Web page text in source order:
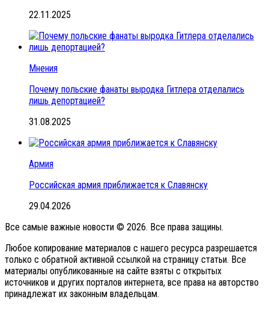
22.11.2025
Мнения
Почему польские фанаты выродка Гитлера отделались
лишь депортацией?
31.08.2025
Армия
Российская армия приближается к Славянску
29.04.2026
Все самые важные новости © 2026. Все права защины.
Любое копирование материалов с нашего ресурса разрешается
только с обратной активной ссылкой на страницу статьи. Все
материалы опубликованные на сайте взяты с открытых
источников и других порталов интернета, все права на авторство
принадлежат их законным владельцам.